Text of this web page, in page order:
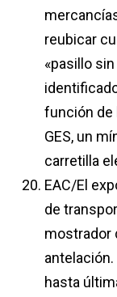
reubicar
«pasillo
función de
GES, un
carretilla
EAC/El
de
mostrador
hasta